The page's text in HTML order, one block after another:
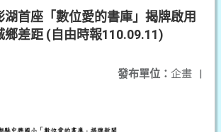
湖首座「數位愛的書庫」揭牌啟用
鄉差距 (自由時報110.09.11)
發布單位： 企畫 |